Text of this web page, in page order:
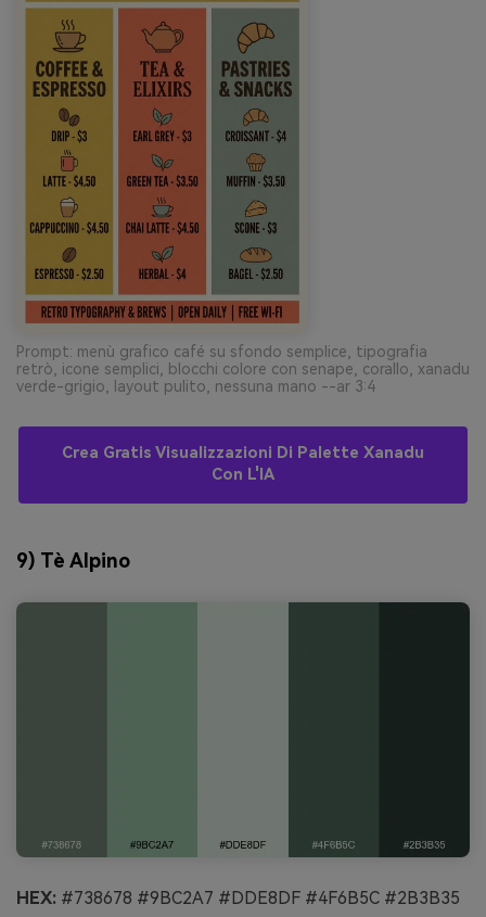
Prompt: menù grafico café su sfondo semplice, tipografia
retrò, icone semplici, blocchi colore con senape, corallo, xanadu
verde-grigio, layout pulito, nessuna mano --ar 3:4
Crea Gratis Visualizzazioni Di Palette Xanadu
Con L'IA
9) Tè Alpino
HEX: #738678 #9BC2A7 #DDE8DF #4F6B5C #2B3B35